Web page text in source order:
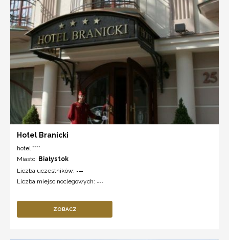
Hotel Branicki
hotel ****
Miasto: Białystok
Liczba uczestników: ---
Liczba miejsc noclegowych: ---
ZOBACZ